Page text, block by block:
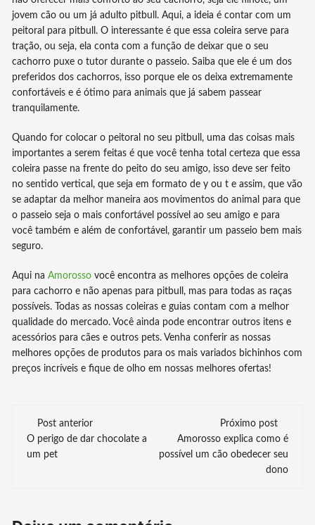
jovem cão ou um já adulto pitbull. Aqui, a ideia é contar com um
peitoral para pitbull. O interessante é que essa coleira serve para
tração, ou seja, ela conta com a função de deixar que o seu
cachorro puxe o tutor durante o passeio. Saiba que ele é um dos
preferidos dos cachorros, isso porque ele os deixa extremamente
confortáveis e é ótimo para animais que já sabem passear
tranquilamente.
Quando for colocar o peitoral no seu pitbull, uma das coisas mais
importantes a serem feitas é que você tenha total certeza que essa
coleira passe na frente do peito do seu amigo, isso deve ser feito
no sentido vertical, que seja em formato de y ou t e assim, que vão
se adaptar da melhor maneira aos movimentos do animal para que
o passeio seja o mais confortável possível ao seu amigo e para
você também e além de confortável, garantir um passeio bem mais
seguro.
Aqui naAmorosso você encontra as melhores opções de coleira
para cachorro e não apenas para pitbull, mas para todas as raças
possíveis. Todas as nossas coleiras e guias contam com a melhor
qualidade do mercado. Você ainda pode encontrar outros itens e
acessórios para cães e outros pets. Venha conferir as nossas
melhores opções de produtos para os mais variados bichinhos com
preços incríveis e fique de olho em nossas melhores ofertas!
Navegação
de
Post anterior
O perigo de dar chocolate a
um pet
Próximo post
Amorosso explica como é
possível um cão obedecer seu
dono